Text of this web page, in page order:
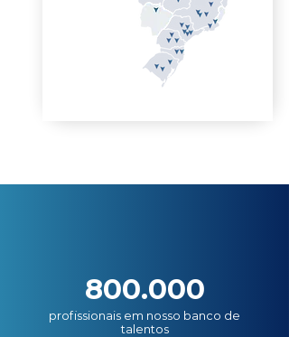
800.000
profissionais em nosso banco de
talentos